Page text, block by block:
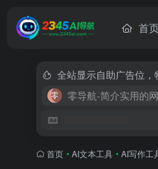
首
全站显示自助广告位，
首页 • AI文本工具 • AI写作工